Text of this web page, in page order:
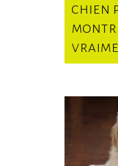
chien